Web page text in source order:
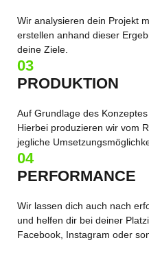
Wir analysieren dein Projekt
erstellen anhand dieser
deine Ziele.
03
PRODUKTION
Auf Grundlage des
Hierbei produzieren wir vom
jegliche
04
PERFORMANCE
Wir lassen dich auch nach
und helfen dir bei deiner
Facebook, Instagram oder